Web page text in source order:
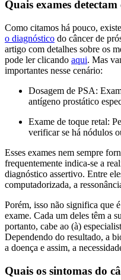
Quais exames
Como citamos há pouco,
o diagnóstico do câncer de
artigo com detalhes sobre os
pode ler clicando aqui. Mas
importantes nesse cenário:
Dosagem de PSA:
antígeno prostático
Exame de toque retal:
verificar se há nódulos
Esses exames nem sempre
frequentemente indica-se a
diagnóstico assertivo. Entre
computadorizada, a
Porém, isso não significa que
exame. Cada um deles têm a
portanto, cabe ao (à)
Dependendo do resultado, a
a doença e assim, a
Quais os sintomas do